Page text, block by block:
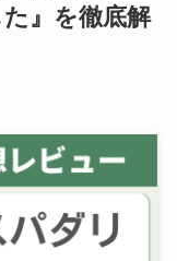
』を徹底解